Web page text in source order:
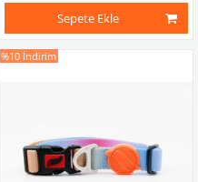
Sepete Ekle
%10 İndirim